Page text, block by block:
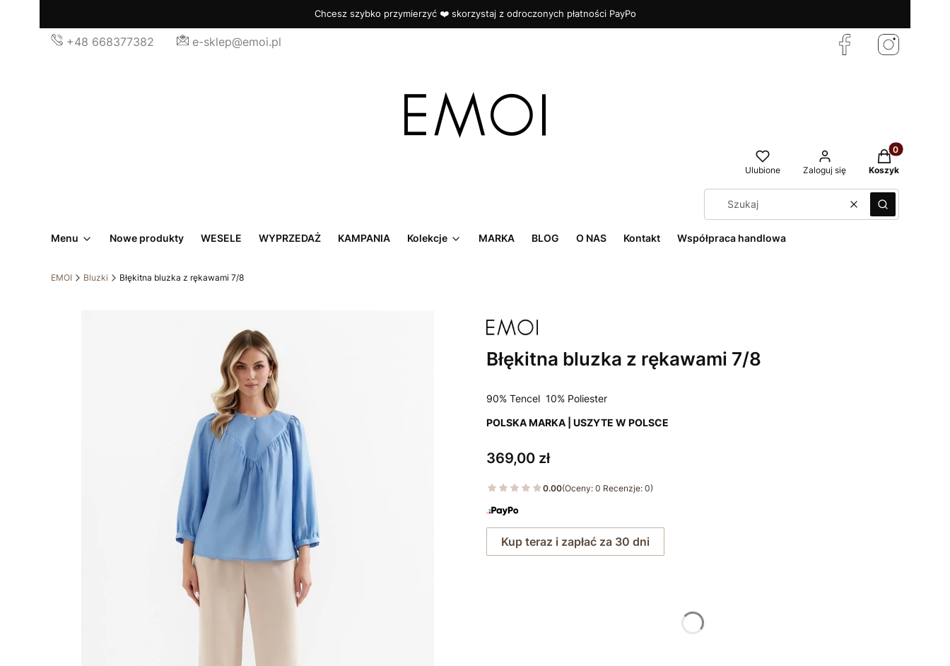
Chcesz szybko przymierzyć ❤️ skorzystaj z odroczonych płatności PayPo
+48 668377382 e-sklep@emoi.pl
Ulubione Zaloguj się
Produkty w
Koszyk
WyczyśćSzukaj
Menu Nowe produkty WESELE WYPRZEDAŻ KAMPANIA Kolekcje MARKA BLOG O NAS Kontakt Współpraca handlowa
EMOI Bluzki Błękitna bluzka z rękawami 7/8
Błękitna bluzka z rękawami 7/8
90% Tencel 10% Poliester
POLSKA MARKA | USZYTE W POLSCE
Cena
369,00 zł
0.00(Oceny: 0 Recenzje: 0)
Kup teraz i zapłać za 30 dni